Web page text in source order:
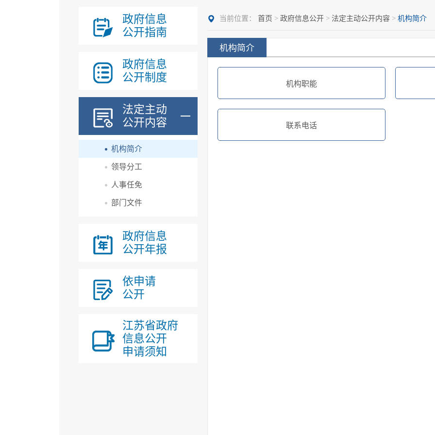
政府信息
公开指南
政府信息
公开制度
法定主动
公开内容
机构简介
领导分工
人事任免
部门文件
政府信息
公开年报
依申请
公开
江苏省政府
信息公开
申请须知
当前位置： 首页 > 政府信息公开> 法定主动公开内容 > 机构简介
机构简介
机构职能
联系电话